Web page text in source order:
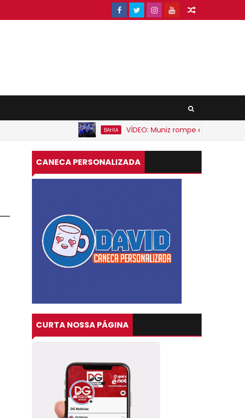
BAHIA VÍDEO: Muniz rompe expectativa e
CANECA PERSONALIZADA
CURTA NOSSA PÁGINA